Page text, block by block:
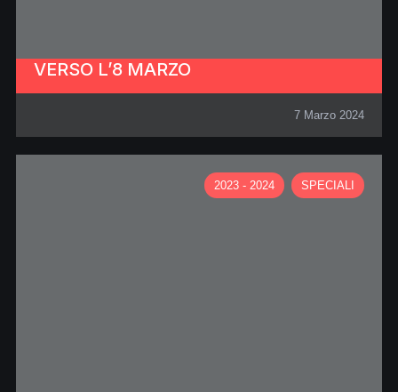
VERSO L’8 MARZO
7 Marzo 2024
2023 - 2024 SPECIALI